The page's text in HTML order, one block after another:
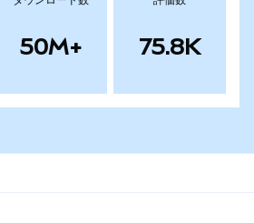
50M+ 75.8K